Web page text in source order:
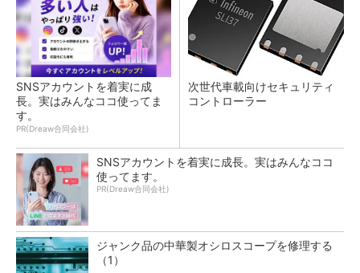
SNSアカウントを着実に成
長。実はみんなココ使ってま
す。
PR(Dreaw合同会社)
次世代車載向けセキュリティ
コントローラー
SNSアカウントを着実に成長。実はみんなココ
使ってます。
PR(Dreaw合同会社)
ジャンク品の中華製オシロスコープを修理する
（1）